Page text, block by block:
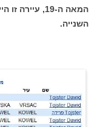
המאה ה-19,
השנייה.